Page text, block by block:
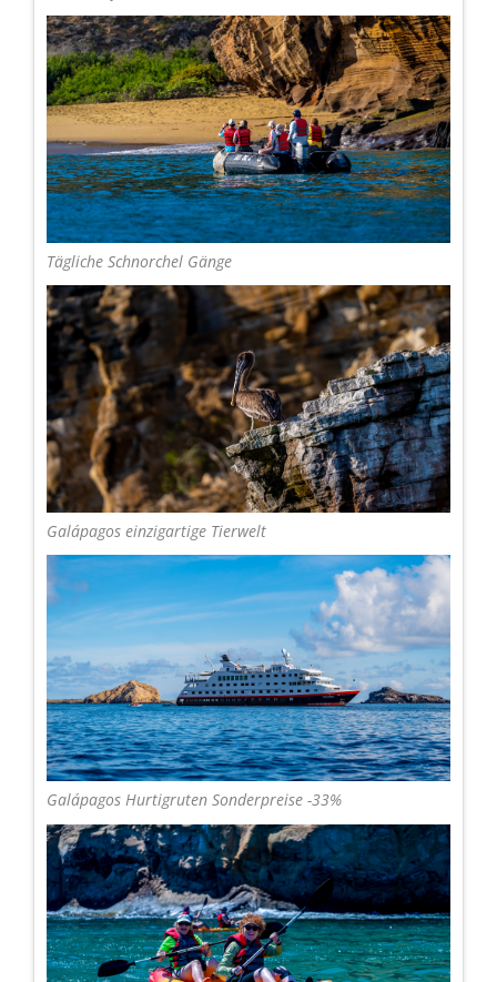
Tägliche Schnorchel Gänge
Galápagos einzigartige Tierwelt
Galápagos Hurtigruten Sonderpreise -33%